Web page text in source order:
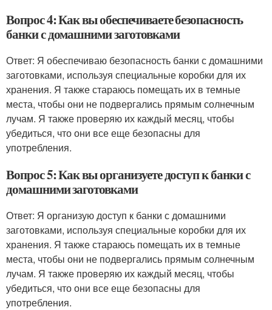
Вопрос 4: Как вы обеспечиваете безопасность
банки с домашними заготовками
Ответ: Я обеспечиваю безопасность банки с домашними
заготовками, используя специальные коробки для их
хранения. Я также стараюсь помещать их в темные
места, чтобы они не подвергались прямым солнечным
лучам. Я также проверяю их каждый месяц, чтобы
убедиться, что они все еще безопасны для
употребления.
Вопрос 5: Как вы организуете доступ к банки с
домашними заготовками
Ответ: Я организую доступ к банки с домашними
заготовками, используя специальные коробки для их
хранения. Я также стараюсь помещать их в темные
места, чтобы они не подвергались прямым солнечным
лучам. Я также проверяю их каждый месяц, чтобы
убедиться, что они все еще безопасны для
употребления.